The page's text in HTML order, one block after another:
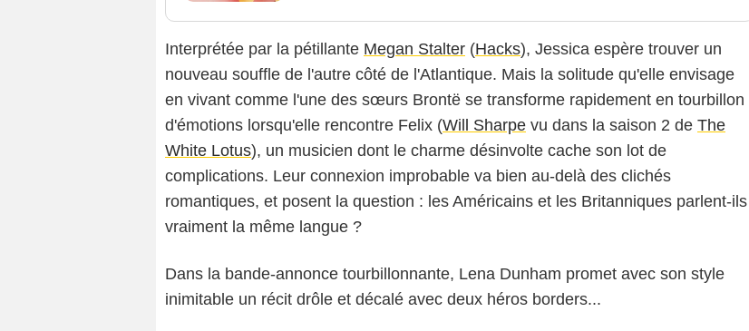
Interprétée par la pétillante Megan Stalter (Hacks), Jessica espère trouver un
nouveau souffle de l'autre côté de l'Atlantique. Mais la solitude qu'elle envisage
en vivant comme l'une des sœurs Brontë se transforme rapidement en tourbillon
d'émotions lorsqu'elle rencontre Felix (Will Sharpe vu dans la saison 2 de The
White Lotus), un musicien dont le charme désinvolte cache son lot de
complications. Leur connexion improbable va bien au-delà des clichés
romantiques, et posent la question : les Américains et les Britanniques parlent-ils
vraiment la même langue ?
Dans la bande-annonce tourbillonnante, Lena Dunham promet avec son style
inimitable un récit drôle et décalé avec deux héros borders...
Netflix